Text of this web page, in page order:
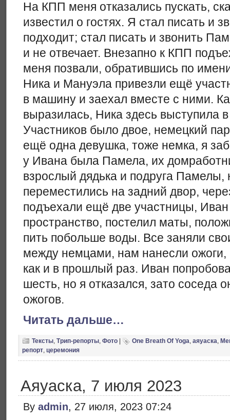
На КПП меня отказались пускать,
известил о гостях. Я стал писать и
подходит; стал писать и звонить
и не отвечает. Внезапно к КПП
меня позвали, обратившись по
Ника и Мануэла привезли ещё
в машину и заехал вместе с ними.
выразилась, Ника здесь выступила
Участников было двое, немецкий
ещё одна девушка, тоже немка, я
у Ивана была Памела, их
взрослый дядька и подруга Памелы,
переместились на задний двор,
подъехали ещё две участницы, Иван
пространство, постелил маты,
пить побольше воды. Все заняли
между немцами, нам нанесли ожоги,
как и в прошлый раз. Иван
шесть, но я отказался, зато соседа
ожогов.
Читать дальше…
Тексты Трип-репорты Фото One Breath Of Yoga аяуаска
репорт церемония
Аяуаска, 7 июля 2023
By admin, 27 июля, 2023 07:24